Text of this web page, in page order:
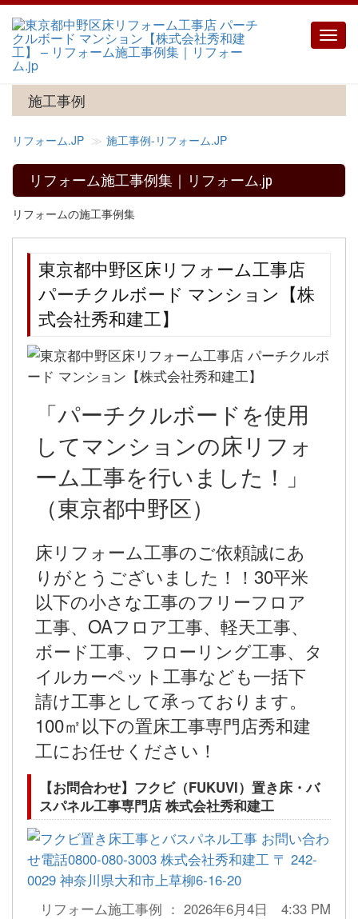
施工事例
リフォーム.JP 施工事例‐リフォーム.JP
リフォーム施工事例集｜リフォーム.jp
リフォームの施工事例集
東京都中野区床リフォーム工事店
パーチクルボード マンション【株
式会社秀和建工】
「パーチクルボードを使用
してマンションの床リフォ
ーム工事を行いました！」
（東京都中野区）
床リフォーム工事のご依頼誠にあ
りがとうございました！！30平米
以下の小さな工事のフリーフロア
工事、OAフロア工事、軽天工事、
ボード工事、フローリング工事、タ
イルカーペット工事なども一括下
請け工事として承っております。
100㎡以下の置床工事専門店秀和建
工にお任せください！
【お問合わせ】フクビ（FUKUVI）置き床・バ
スパネル工事専門店 株式会社秀和建工
リフォーム施工事例 ： 2026年6月4日 4:33 PM